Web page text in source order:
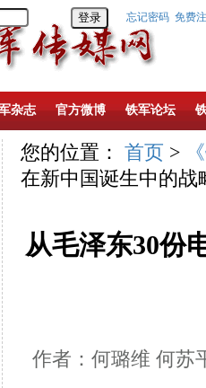
忘记密码 免费
杂志 官方微博 铁军论坛
您的位置： 首页 >
在新中国诞生中的战
从毛泽东30份
作者：何璐维 何